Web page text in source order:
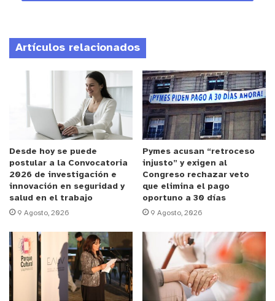
y tú, ¿qué opinas?
Artículos relacionados
Desde hoy se puede
postular a la Convocatoria
2026 de investigación e
innovación en seguridad y
salud en el trabajo
9 Agosto, 2026
Pymes acusan “retroceso
injusto” y exigen al
Congreso rechazar veto
que elimina el pago
oportuno a 30 días
9 Agosto, 2026